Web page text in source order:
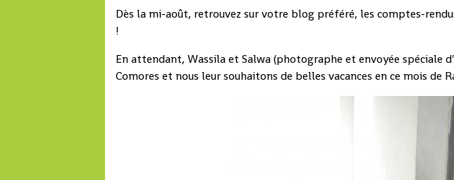
Dès la mi-août, retrouvez sur votre blog préféré, les comptes-
!
En attendant, Wassila et Salwa (photographe et envoyée spéciale
Comores et nous leur souhaitons de belles vacances en ce mois de